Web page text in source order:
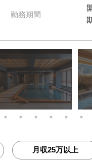
勤務期間
月収25万以上